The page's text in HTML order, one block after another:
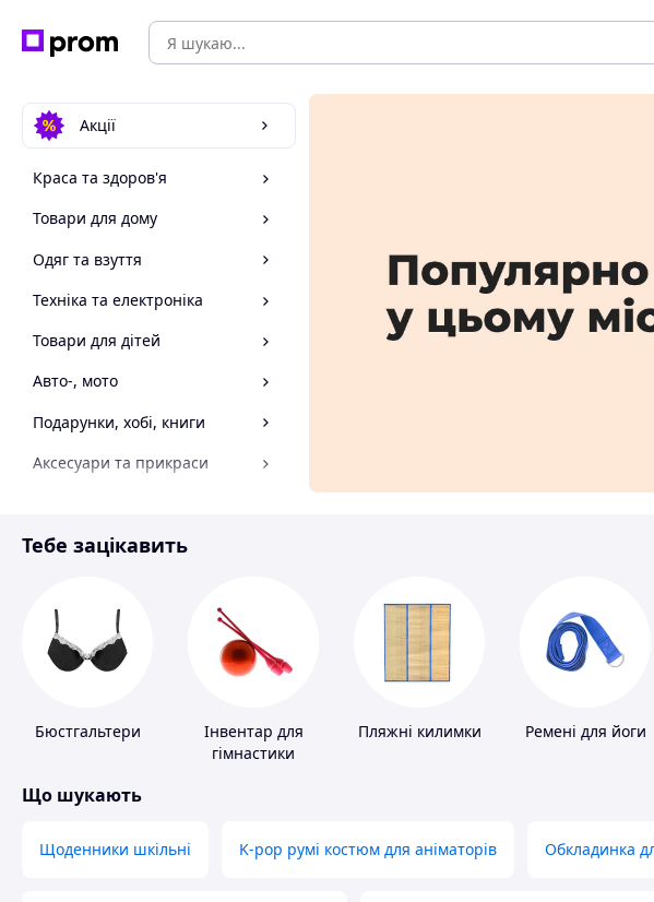
Акції
Краса та здоров'я
Товари для дому
Одяг та взуття
Техніка та електроніка
Товари для дітей
Авто-, мото
Подарунки, хобі, книги
Аксесуари та прикраси
Спорт і відпочинок
Тебе зацікавить
Бюстгальтери
Інвентар для
гімнастики
Пляжні килимки Ремені для йоги
Що шукають
Щоденники шкільні K-pop румі костюм для аніматорів Обкладинка